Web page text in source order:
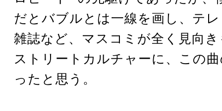
だとバブルとは一線を画し、テ
雑誌など、マスコミが全く見向
ストリートカルチャーに、この
ったと思う。